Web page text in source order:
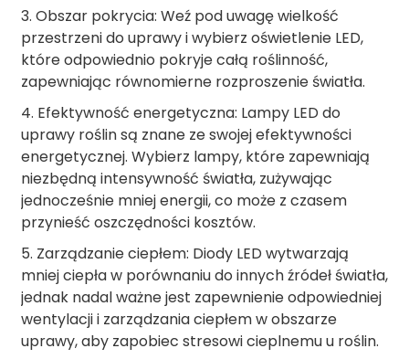
3. Obszar pokrycia: Weź pod uwagę wielkość
przestrzeni do uprawy i wybierz oświetlenie LED,
które odpowiednio pokryje całą roślinność,
zapewniając równomierne rozproszenie światła.
4. Efektywność energetyczna: Lampy LED do
uprawy roślin są znane ze swojej efektywności
energetycznej. Wybierz lampy, które zapewniają
niezbędną intensywność światła, zużywając
jednocześnie mniej energii, co może z czasem
przynieść oszczędności kosztów.
5. Zarządzanie ciepłem: Diody LED wytwarzają
mniej ciepła w porównaniu do innych źródeł światła,
jednak nadal ważne jest zapewnienie odpowiedniej
wentylacji i zarządzania ciepłem w obszarze
uprawy, aby zapobiec stresowi cieplnemu u roślin.